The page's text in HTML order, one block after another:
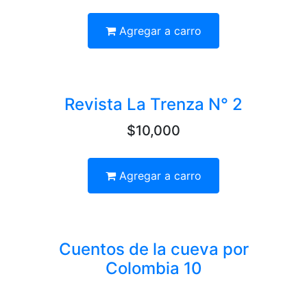
Agregar a carro
Revista La Trenza N° 2
$10,000
Agregar a carro
Cuentos de la cueva por
Colombia 10